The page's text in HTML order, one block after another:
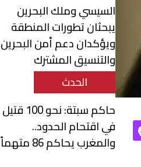
السيسي وملك البحرين
يبحثان تطورات المنطقة
ويؤكدان دعم أمن البحرين
والتنسيق المشترك
الحدث
حاكم سبتة: نحو 100 قتيل
في اقتحام الحدود..
والمغرب يحاكم 86 متهماً